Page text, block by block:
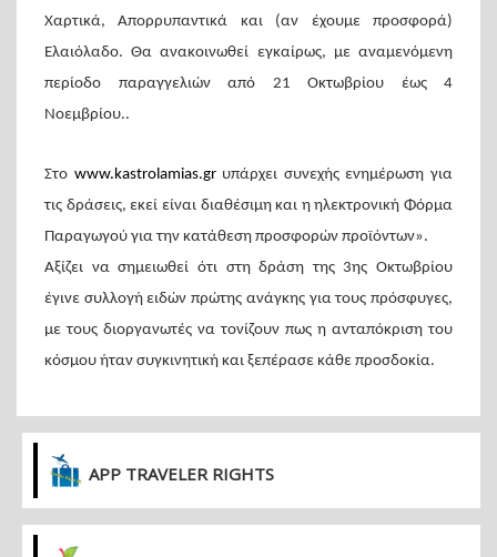
Χαρτικά, Απορρυπαντικά και (αν έχουμε προσφορά)
Ελαιόλαδο. Θα ανακοινωθεί εγκαίρως, με αναμενόμενη
περίοδο παραγγελιών από 21 Οκτωβρίου έως 4
Νοεμβρίου..
Στο www.kastrolamias.grυπάρχει συνεχής ενημέρωση για
τις δράσεις, εκεί είναι διαθέσιμη και η ηλεκτρονική Φόρμα
Παραγωγού για την κατάθεση προσφορών προϊόντων».
Αξίζει να σημειωθεί ότι στη δράση της 3ης Οκτωβρίου
έγινε συλλογή ειδών πρώτης ανάγκης για τους πρόσφυγες,
με τους διοργανωτές να τονίζουν πως η ανταπόκριση του
κόσμου ήταν συγκινητική και ξεπέρασε κάθε προσδοκία.
APP TRAVELER RIGHTS